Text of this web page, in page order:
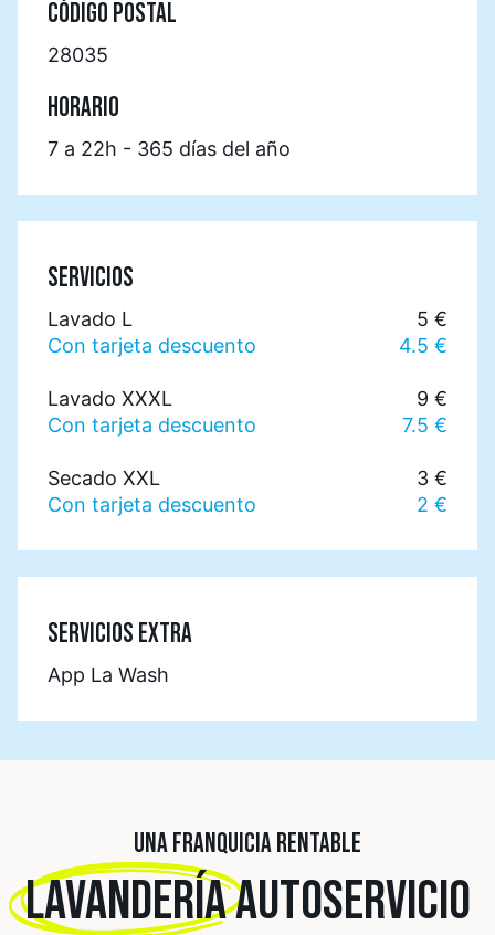
CÓDIGO POSTAL
28035
HORARIO
7 a 22h - 365 días del año
SERVICIOS
Lavado L
5 €
Con tarjeta descuento
4.5 €
Lavado XXXL
9 €
Con tarjeta descuento
7.5 €
Secado XXL
3 €
Con tarjeta descuento
2 €
SERVICIOS EXTRA
App La Wash
UNA FRANQUICIA RENTABLE
LAVANDERÍAAUTOSERVICIO